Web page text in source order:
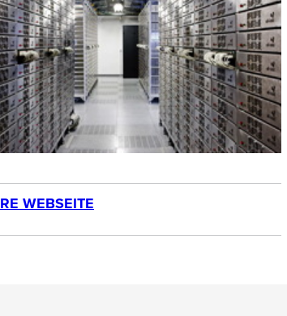
WEBSEITE
Kunde dürfen Sie daher im Rahmen